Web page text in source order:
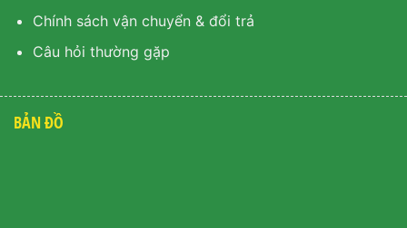
Chính sách vận chuyển & đổi trả
Câu hỏi thường gặp
BẢN ĐỒ